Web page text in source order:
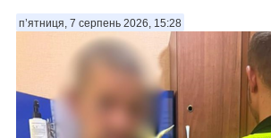
п’ятниця, 7 серпень 2026, 15:28